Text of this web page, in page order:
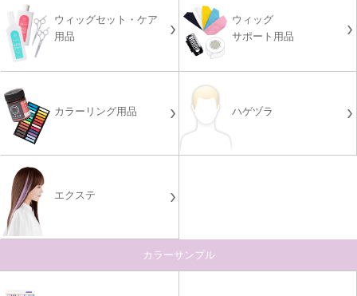
ウィッグセット・ケア
用品
ウィッグ
サポート用品
カラーリング用品 ハゲヅラ
エクステ
カラーサンプル